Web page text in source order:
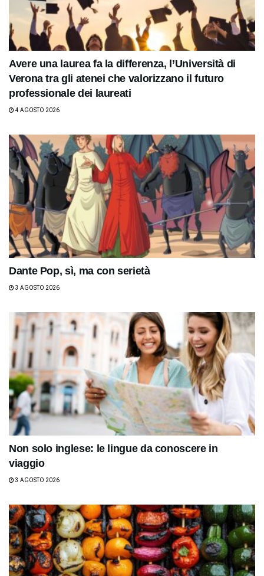
Avere una laurea fa la differenza, l’Università di
Verona tra gli atenei che valorizzano il futuro
professionale dei laureati
4 AGOSTO 2026
Dante Pop, sì, ma con serietà
3 AGOSTO 2026
Non solo inglese: le lingue da conoscere in
viaggio
3 AGOSTO 2026